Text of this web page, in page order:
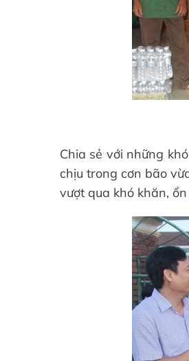
Chia sẻ với những
chịu trong cơn bão
vượt qua khó khăn,